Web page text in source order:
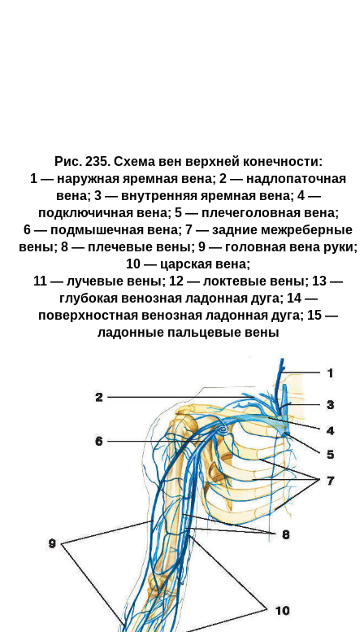
Рис. 235. Схема вен верхней конечности:
1 — наружная яремная вена; 2 — надлопаточная
вена; 3 — внутренняя яремная вена; 4 —
подключичная вена; 5 — плечеголовная вена;
6 — подмышечная вена; 7 — задние межреберные
вены; 8 — плечевые вены; 9 — головная вена руки;
10 — царская вена;
11 — лучевые вены; 12 — локтевые вены; 13 —
глубокая венозная ладонная дуга; 14 —
поверхностная венозная ладонная дуга; 15 —
ладонные пальцевые вены